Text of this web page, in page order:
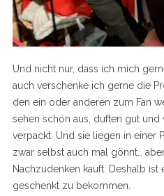
Und nicht nur, dass ich mich
auch verschenke ich gerne die
den ein oder anderen zum Fan
sehen schön aus, duften gut
verpackt. Und sie liegen in einer
zwar selbst auch mal gönnt…
Nachzudenken kauft. Deshalb
geschenkt zu bekommen.